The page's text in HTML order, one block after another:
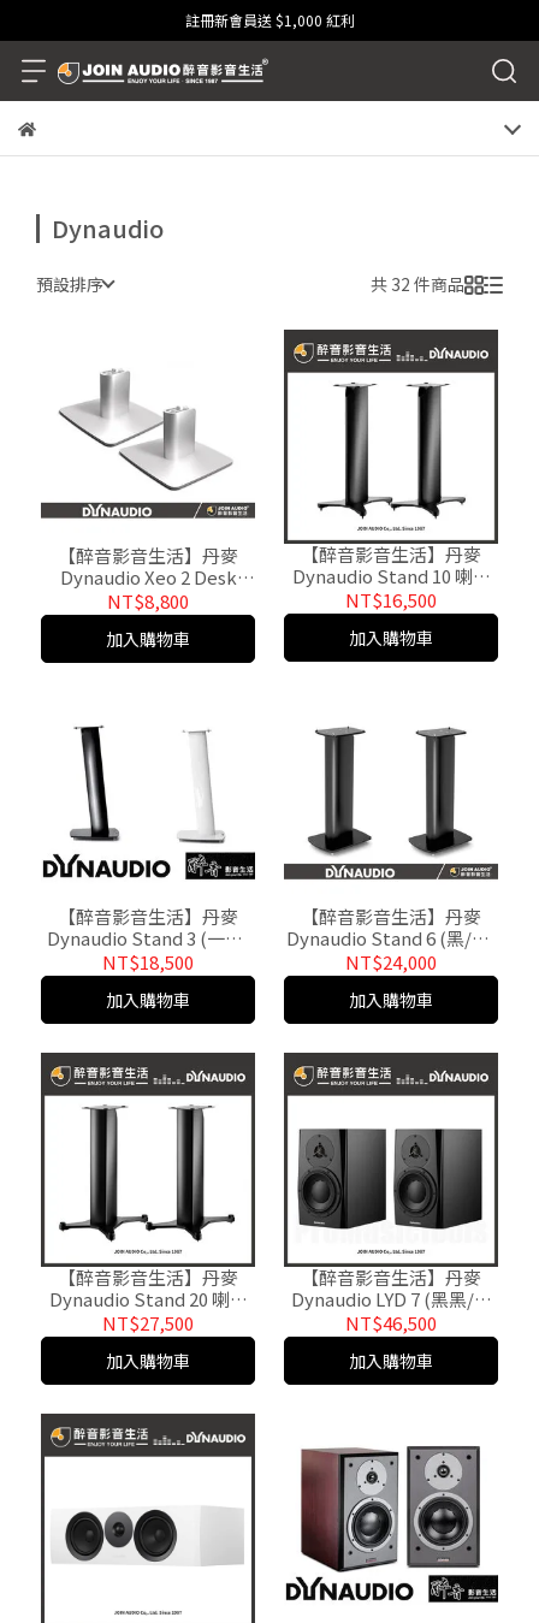
註冊新會員送 $1,000 紅利
Dynaudio
預設排序 共 32 件商品
【醉音影音生活】丹麥
Dynaudio Xeo 2 Desk
Stand 銀/黑 原廠桌面喇叭
腳架.Xeo2專用.公司貨
NT$8,800
加入購物車
【醉音影音生活】丹麥
Dynaudio Stand 10 喇叭
腳架.台灣公司貨
NT$16,500
加入購物車
【醉音影音生活】丹麥
Dynaudio Stand 3 (一對)
Xeo 4 喇叭腳架.台灣公司
貨
NT$18,500
加入購物車
【醉音影音生活】丹麥
Dynaudio Stand 6 (黑/白/
銀) 喇叭腳架.可隱藏喇叭
線.公司貨
NT$24,000
加入購物車
【醉音影音生活】丹麥
Dynaudio Stand 20 喇叭
腳架.台灣公司貨
NT$27,500
加入購物車
【醉音影音生活】丹麥
Dynaudio LYD 7 (黑黑/黑
白) 7吋主動式監聽喇叭.丹
麥製.公司貨
NT$46,500
加入購物車